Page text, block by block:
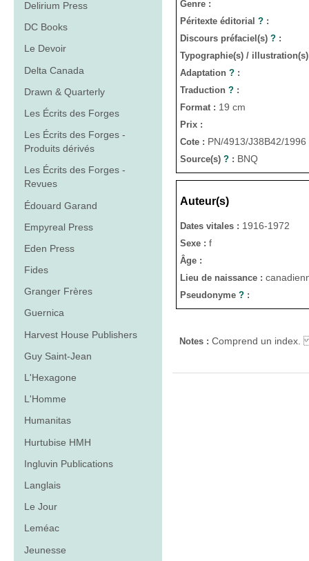
Delirium Press
DC Books
Le Devoir
Delta Canada
Drawn & Quarterly
Les Écrits des Forges
Les Écrits des Forges -
Produits dérivés
Les Écrits des Forges -
Revues
Édouard Garand
Empyreal Press
Eden Press
Fides
Granger Frères
Guernica
Harvest House Publishers
Guy Saint-Jean
L'Hexagone
L'Homme
Humanitas
Hurtubise HMH
Ingluvin Publications
Langlais
Le Jour
Leméac
Jeunesse
Genre :
Péritexte éditorial ? :
Discours préfaciel(s) ? :
Typographie(s) /
Adaptation ? :
Traduction ? :
Format : 19 cm
Prix :
Cote : PN/4913/J38B42/1996
Source(s) ? : BNQ
Auteur(s)
Dates vitales : 1916-1972
Sexe : f
Âge :
Lieu de naissance :
Pseudonyme ? :
Notes : Comprend un